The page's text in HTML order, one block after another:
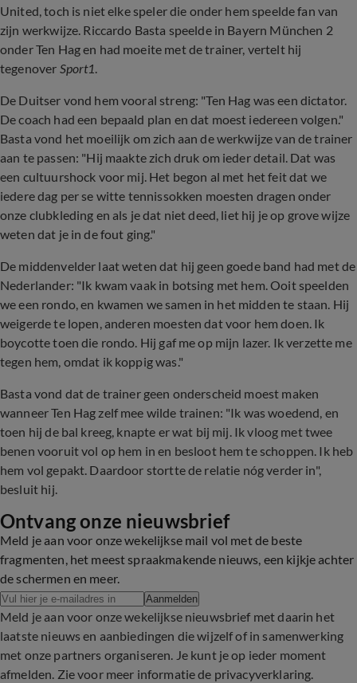
United, toch is niet elke speler die onder hem speelde fan van
zijn werkwijze. Riccardo Basta speelde in Bayern München 2
onder Ten Hag en had moeite met de trainer, vertelt hij
tegenover Sport1.
De Duitser vond hem vooral streng: "Ten Hag was een dictator.
De coach had een bepaald plan en dat moest iedereen volgen."
Basta vond het moeilijk om zich aan de werkwijze van de trainer
aan te passen: "Hij maakte zich druk om ieder detail. Dat was
een cultuurshock voor mij. Het begon al met het feit dat we
iedere dag per se witte tennissokken moesten dragen onder
onze clubkleding en als je dat niet deed, liet hij je op grove wijze
weten dat je in de fout ging."
De middenvelder laat weten dat hij geen goede band had met de
Nederlander: "Ik kwam vaak in botsing met hem. Ooit speelden
we een rondo, en kwamen we samen in het midden te staan. Hij
weigerde te lopen, anderen moesten dat voor hem doen. Ik
boycotte toen die rondo. Hij gaf me op mijn lazer. Ik verzette me
tegen hem, omdat ik koppig was."
Basta vond dat de trainer geen onderscheid moest maken
wanneer Ten Hag zelf mee wilde trainen: "Ik was woedend, en
toen hij de bal kreeg, knapte er wat bij mij. Ik vloog met twee
benen vooruit vol op hem in en besloot hem te schoppen. Ik heb
hem vol gepakt. Daardoor stortte de relatie nóg verder in",
besluit hij.
Ontvang onze nieuwsbrief
Meld je aan voor onze wekelijkse mail vol met de beste
fragmenten, het meest spraakmakende nieuws, een kijkje achter
de schermen en meer.
Aanmelden
Meld je aan voor onze wekelijkse nieuwsbrief met daarin het
laatste nieuws en aanbiedingen die wijzelf of in samenwerking
met onze partners organiseren. Je kunt je op ieder moment
afmelden. Zie voor meer informatie de privacyverklaring.